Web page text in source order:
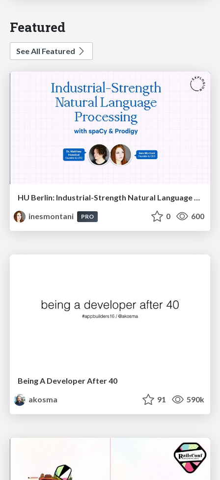
Featured
See All Featured
HU Berlin: Industrial-Strength Natural Language Processing with spaCy and Prodigy
inesmontani
PRO 0 600
Being A Developer After 40
akosma
91 590k